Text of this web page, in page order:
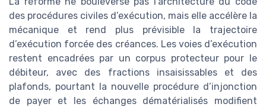
des procédures civiles d’exécution, mais elle accélère la
mécanique et rend plus prévisible la trajectoire
d’exécution forcée des créances. Les voies d’exécution
restent encadrées par un corpus protecteur pour le
débiteur, avec des fractions insaisissables et des
plafonds, pourtant la nouvelle procédure d’injonction
de payer et les échanges dématérialisés modifient